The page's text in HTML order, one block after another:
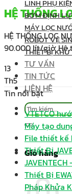
LINH PHỤ
BƠM ĐỊNH
MÁY LỌC
ROBOT VỆ
THIẾT BỊ
TƯ VẤN
TIN TỨC
LIÊN HỆ
Tìm
kiếm:
Giỏ hàng
HỆ THỐNG
HỆ THỐNG LỌC
90.000 lít/giờ Hệ
13
Th5
Tin nổi bật
VTETCO
Máy tạo
File thiết kế
Thiết Bị
Thiết Bị
Pháp Khửa